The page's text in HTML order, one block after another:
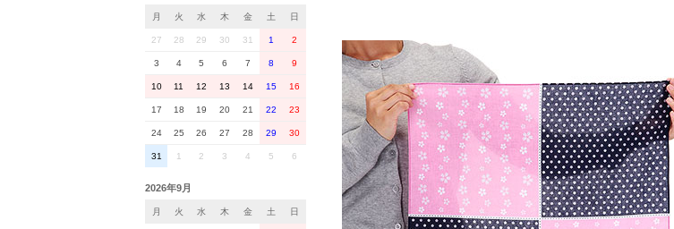
月 火 水 木 金 土 日
27 28 29 30 31 1 2
3 4 5 6 7 8 9
10 11 12 13 14 15 16
17 18 19 20 21 22 23
24 25 26 27 28 29 30
31 1 2 3 4 5 6
2026年9月
月 火 水 木 金 土 日